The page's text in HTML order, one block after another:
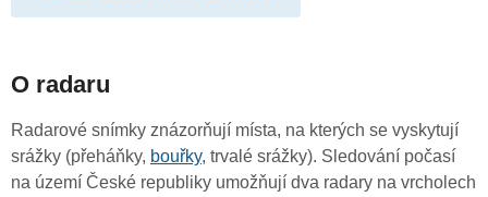
O radaru
Radarové snímky znázorňují místa, na kterých se vyskytují
srážky (přeháňky, bouřky, trvalé srážky). Sledování počasí
na území České republiky umožňují dva radary na vrcholech